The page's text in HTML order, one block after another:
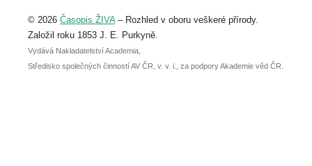
abstraktu přihlášené přednášky nebo
posteru je už 30. června.
© 2026 Časopis ŽIVA– Rozhled v oboru veškeré přírody.
Založil roku 1853 J. E. Purkyně.
Vydává Nakladatelství Academia,
Středisko společných činností AV ČR, v. v. i., za podpory Akademie věd ČR.